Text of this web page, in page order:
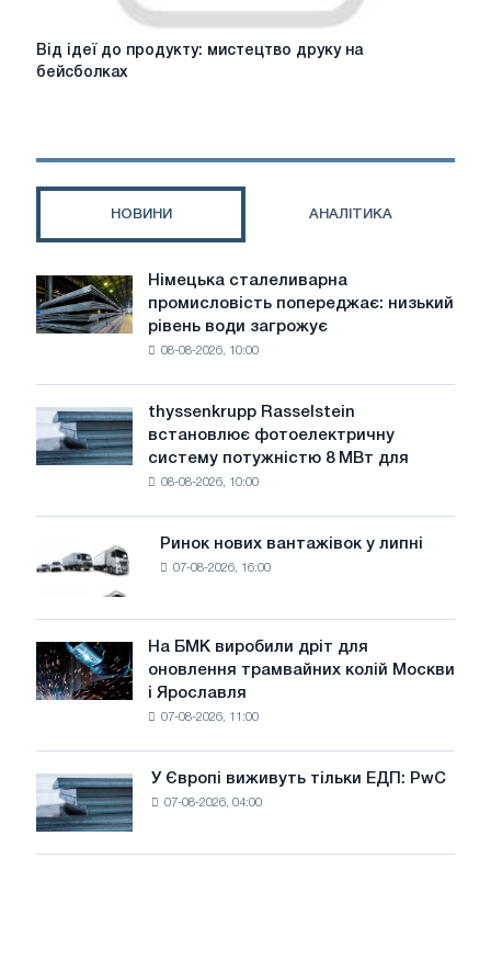
Від
ідеї
друку
Від ідеї до продукту: мистецтво друку на
бейсболках
НОВИНИ АНАЛІТИКА
Німецька
сталеливарна
промисловість
води
загрожує
безпеці
Німецька сталеливарна
промисловість попереджає: низький
рівень води загрожує
08-08-2026, 10:00
thyssenkrupp
Rasselstein
встановлює
фотоелектричну
досягнення
цілей
декарбонізації
thyssenkrupp Rasselstein
встановлює фотоелектричну
систему потужністю 8 МВт для
08-08-2026, 10:00
Ринок
нових
вантажівок
у
липні
Ринок нових вантажівок у липні
07-08-2026, 16:00
На
БМК
виробили
трамвайних
колій
Москви
і
На БМК виробили дріт для
оновлення трамвайних колій Москви
і Ярославля
07-08-2026, 11:00
Європі
виживуть
тільки
У Європі виживуть тільки ЕДП: PwC
07-08-2026, 04:00